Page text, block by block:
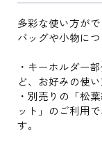
多彩な使い方がで
バッグや小物につ
・キーホルダー
ど、お好みの使い
・別売りの「松
ット」のご利用
す。